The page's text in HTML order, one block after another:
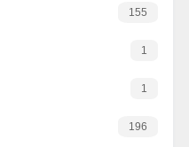
155
1
1
196